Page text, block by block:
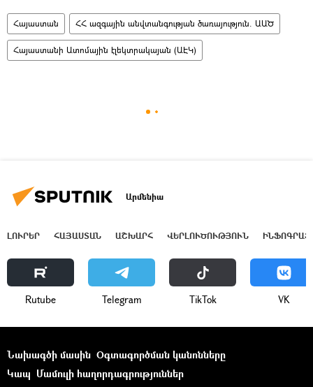
Հայաստան ՀՀ ազգային անվտանգության ծառայություն. ԱԱԾ
Հայաստանի Ատոմային էլեկտրակայան (ԱԷԿ)
Արմենիա
ԼՈՒՐԵՐ ՀԱՅԱՍՏԱՆ ԱՇԽԱՐՀ ՎԵՐԼՈՒԾՈՒԹՅՈՒՆ
Rutube Telegram ТikТоk VK
Նախագծի մասին Օգտագործման կանոնները
Կապ Մամուլի հաղորդագրություններ